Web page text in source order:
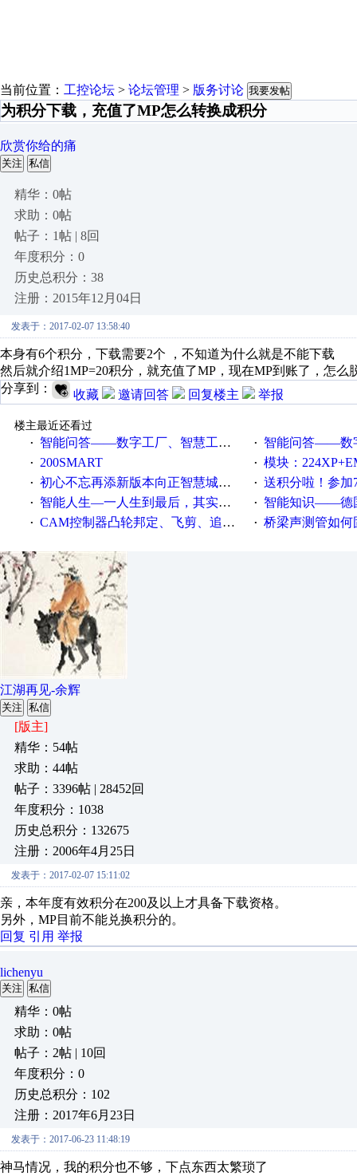
当前位置： 工控论坛 > 论坛管理 > 版务讨论 我要发帖
为积分下载，充值了MP怎么转换成积分
欣赏你给的痛
关注 私信
精华：0帖
求助：0帖
帖子：1帖 | 8回
年度积分：0
历史总积分：38
注册：2015年12月04日
发表于：2017-02-07 13:58:40
本身有6个积分，下载需要2个 ，不知道为什么就是不能下载
然后就介绍1MP=20积分，就充值了MP，现在MP到账了，怎么
分享到：
收藏 邀请回答 回复楼主 举报
楼主最近还看过
·
智能问答——数字工厂、智慧工厂和智能制造三者的区别是什么？ · 智能问答——数字化工厂与
· 200SMART · 模块：
· 初心不忘再添新版本向正智慧城市云展厅3.0版亮相 · 送积分啦！参加7月6日
· 智能人生—一人生到最后，其实拼的都是人品 · 智能知识——德国工业崛起
· CAM控制器凸轮邦定、飞剪、追剪等C功能块 · 桥梁声测管如何固
江湖再见-余辉
关注 私信
[版主]
精华：54帖
求助：44帖
帖子：3396帖 | 28452回
年度积分：1038
历史总积分：132675
注册：2006年4月25日
发表于：2017-02-07 15:11:02
亲，本年度有效积分在200及以上才具备下载资格。
另外，MP目前不能兑换积分的。
回复 引用 举报
lichenyu
关注 私信
精华：0帖
求助：0帖
帖子：2帖 | 10回
年度积分：0
历史总积分：102
注册：2017年6月23日
发表于：2017-06-23 11:48:19
神马情况，我的积分也不够，下点东西太繁琐了